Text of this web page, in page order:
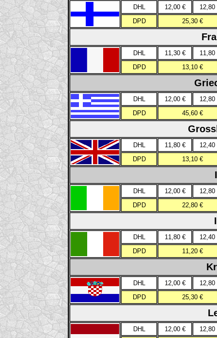
DHL 12,00 €
12,80
DPD
25,30 €
DHL 11,30 €
11,80
DPD
13,10 €
DHL 12,00 €
12,80
DPD
45,60 €
DHL 11,80 €
12,40
DPD
13,10 €
DHL 12,00 €
12,80
DPD
22,80 €
DHL 11,80 €
12,40
DPD
11,20 €
DHL 12,00 €
12,80
DPD
25,30 €
DHL 12,00 € 12,80